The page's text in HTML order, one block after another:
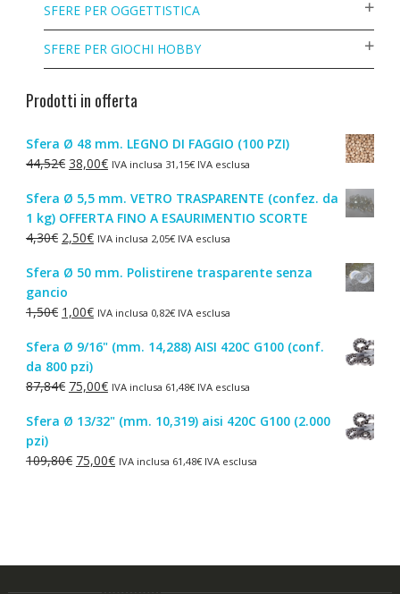
SFERE PER OGGETTISTICA
SFERE PER GIOCHI HOBBY
Prodotti in offerta
Sfera Ø 48 mm. LEGNO DI FAGGIO (100 PZI)
44,52€ Il
originale
era:
44,52€.
38,00€Il
attuale
è:
38,00€.
IVA inclusa 31,15€IVA esclusa
Sfera Ø 5,5 mm. VETRO TRASPARENTE (confez. da
1 kg) OFFERTA FINO A ESAURIMENTIO SCORTE
4,30€ Il
originale
era:
4,30€.
2,50€Il
attuale
2,50€.
IVA inclusa 2,05€IVA esclusa
Sfera Ø 50 mm. Polistirene trasparente senza
gancio
1,50€ Il
originale
era:
1,50€.
1,00€Il
attuale
è:
1,00€.
IVA inclusa 0,82€IVA esclusa
Sfera Ø 9/16" (mm. 14,288) AISI 420C G100 (conf.
da 800 pzi)
87,84€ Il
originale
87,84€.
75,00€Il
attuale
75,00€.
IVA inclusa 61,48€IVA esclusa
Sfera Ø 13/32" (mm. 10,319) aisi 420C G100 (2.000
pzi)
109,80€ Il
75,00€IlIVA inclusa 61,48€IVA esclusa